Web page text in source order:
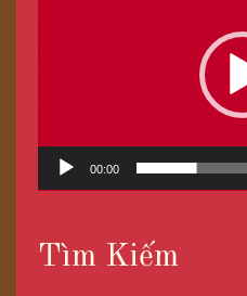
00:00
Tìm Kiếm